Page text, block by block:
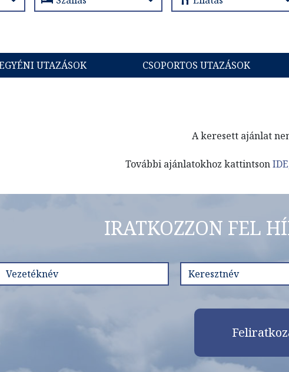
UTAZÁSOK CSOPORTOS UTAZÁSOK
A keresett ajánlat
További ajánlatokhoz kattintsonIDE
IRATKOZZON FEL